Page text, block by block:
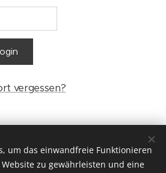
vergessen?
Energocell® Kft.
Köntösgát sor 1-3.
um das einwandfreie Funktionieren
zu gewährleisten und eine